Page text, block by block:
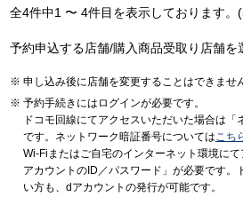
全4件中1 〜 4件目を表示しております。
予約申込する店舗/購入商品受取り店舗を
申し込み後に店舗を変更することはできませ
予約手続きにはログインが必要です。
ドコモ回線にてアクセスいただいた場合は
です。ネットワーク暗証番号についてはこち
Wi-Fiまたはご自宅のインターネット環境に
アカウントのID／パスワード」が必要です。
い方も、dアカウントの発行が可能です。